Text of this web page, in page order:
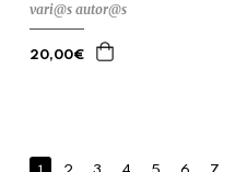
vari@s autor@s
20,00€